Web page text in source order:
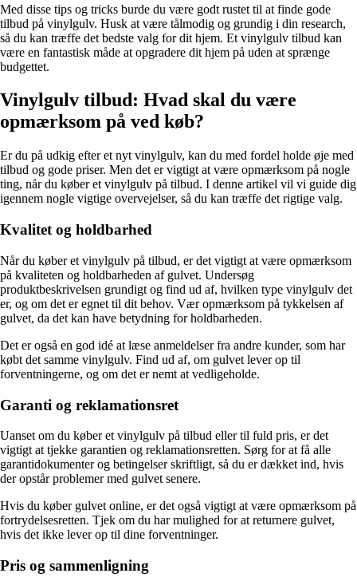
Med disse tips og tricks burde du være godt rustet til at finde gode
tilbud på vinylgulv. Husk at være tålmodig og grundig i din research,
så du kan træffe det bedste valg for dit hjem. Et vinylgulv tilbud kan
være en fantastisk måde at opgradere dit hjem på uden at sprænge
budgettet.
Vinylgulv tilbud: Hvad skal du være
opmærksom på ved køb?
Er du på udkig efter et nyt vinylgulv, kan du med fordel holde øje med
tilbud og gode priser. Men det er vigtigt at være opmærksom på nogle
ting, når du køber et vinylgulv på tilbud. I denne artikel vil vi guide dig
igennem nogle vigtige overvejelser, så du kan træffe det rigtige valg.
Kvalitet og holdbarhed
Når du køber et vinylgulv på tilbud, er det vigtigt at være opmærksom
på kvaliteten og holdbarheden af gulvet. Undersøg
produktbeskrivelsen grundigt og find ud af, hvilken type vinylgulv det
er, og om det er egnet til dit behov. Vær opmærksom på tykkelsen af
gulvet, da det kan have betydning for holdbarheden.
Det er også en god idé at læse anmeldelser fra andre kunder, som har
købt det samme vinylgulv. Find ud af, om gulvet lever op til
forventningerne, og om det er nemt at vedligeholde.
Garanti og reklamationsret
Uanset om du køber et vinylgulv på tilbud eller til fuld pris, er det
vigtigt at tjekke garantien og reklamationsretten. Sørg for at få alle
garantidokumenter og betingelser skriftligt, så du er dækket ind, hvis
der opstår problemer med gulvet senere.
Hvis du køber gulvet online, er det også vigtigt at være opmærksom på
fortrydelsesretten. Tjek om du har mulighed for at returnere gulvet,
hvis det ikke lever op til dine forventninger.
Pris og sammenligning